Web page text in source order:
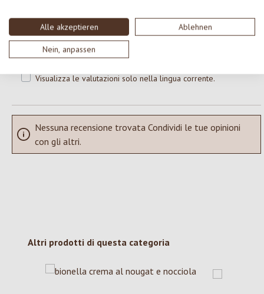
Alle akzeptieren Ablehnen
Nein, anpassen
Condividi le tue esperienze con il prodotto con altri clienti.
SCRIVERE UNA RECENSIONE
Visualizza le valutazioni solo nella lingua corrente.
Nessuna recensione trovata Condividi le tue opinioni
con gli altri.
Salta la galleria dei prodotti
Altri prodotti di questa categoria